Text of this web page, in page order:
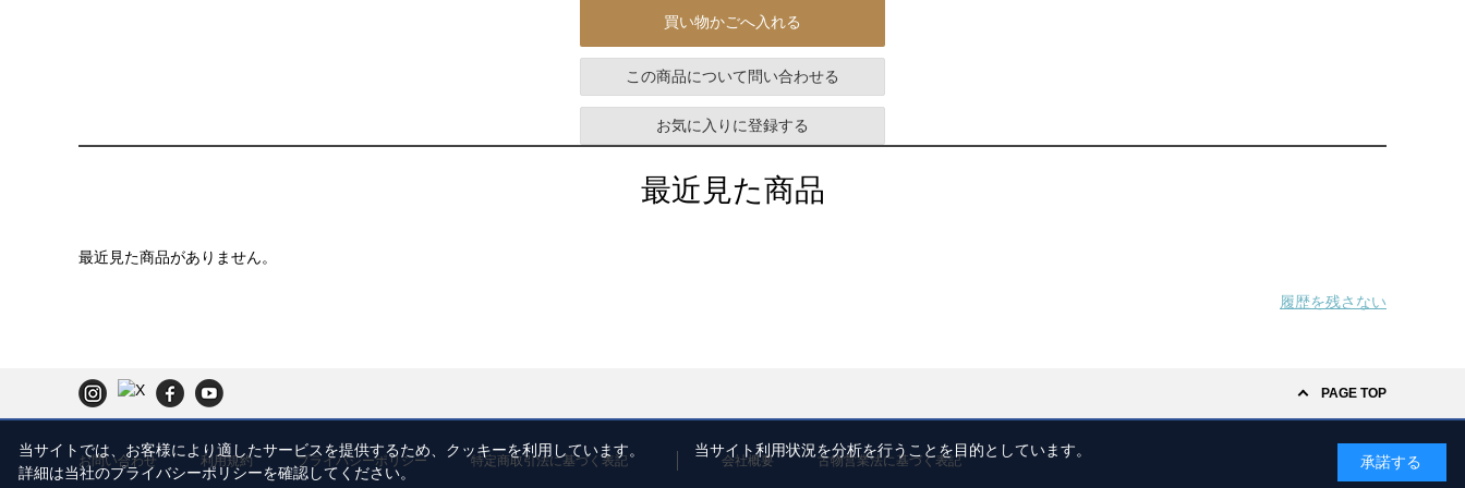
買い物かごへ入れる
この商品について問い合わせる
お気に入りに登録する
最近見た商品
最近見た商品がありません。
履歴を残さない
PAGE TOP
お問い合わせ 利用規約 プライバシーポリシー 特定商取引法に基づく表記 会社概要 古物営業法に基づく表記
当サイトでは、お客様により適したサービスを提供するため、クッキーを利用しています。 当サイト利用状況を分析を行うことを目的としています。
詳細は当社のプライバシーポリシーを確認してください。
承諾する